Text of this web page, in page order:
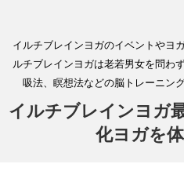
イルチブレインヨガのイベントやヨ
ルチブレインヨガは老若男女を問わ
吸法、瞑想法などの脳トレーニン
イルチブレインヨガ
化ヨガを